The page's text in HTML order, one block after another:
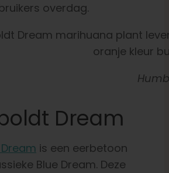
overdag.
Dream
is een eerbetoon
Blue Dream. Deze